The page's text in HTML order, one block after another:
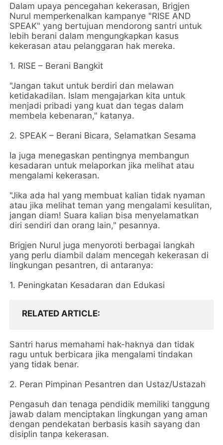
Dalam upaya pencegahan kekerasan, Brigjen
Nurul memperkenalkan kampanye "RISE AND
SPEAK" yang bertujuan mendorong santri untuk
lebih berani dalam mengungkapkan kasus
kekerasan atau pelanggaran hak mereka.
1. RISE – Berani Bangkit
"Jangan takut untuk berdiri dan melawan
ketidakadilan. Islam mengajarkan kita untuk
menjadi pribadi yang kuat dan tegas dalam
membela kebenaran," katanya.
2. SPEAK – Berani Bicara, Selamatkan Sesama
Ia juga menegaskan pentingnya membangun
kesadaran untuk melaporkan jika melihat atau
mengalami kekerasan.
"Jika ada hal yang membuat kalian tidak nyaman
atau jika melihat teman yang mengalami kesulitan,
jangan diam! Suara kalian bisa menyelamatkan
diri sendiri dan orang lain," pesannya.
Brigjen Nurul juga menyoroti berbagai langkah
yang perlu diambil dalam mencegah kekerasan di
lingkungan pesantren, di antaranya:
1. Peningkatan Kesadaran dan Edukasi
RELATED ARTICLE
Santri harus memahami hak-haknya dan tidak
ragu untuk berbicara jika mengalami tindakan
yang tidak benar.
2. Peran Pimpinan Pesantren dan Ustaz/Ustazah
Pengasuh dan tenaga pendidik memiliki tanggung
jawab dalam menciptakan lingkungan yang aman
dengan pendekatan berbasis kasih sayang dan
disiplin tanpa kekerasan.